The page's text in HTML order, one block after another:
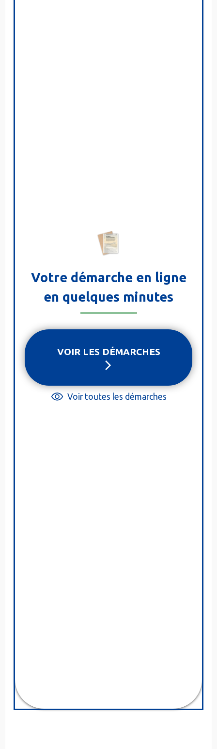
Votre démarche en ligne
en quelques minutes
VOIR LES DÉMARCHES
Voir toutes les démarches